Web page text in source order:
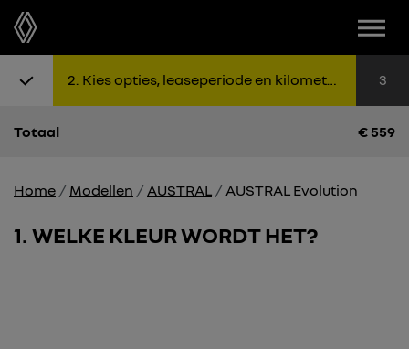
Stap 1: Kies uitvoering
2 Kies opties, leaseperiode en kilometers Stap 2:
3
Totaal € 559
Home Modellen AUSTRAL AUSTRAL Evolution
1 WELKE KLEUR WORDT HET?